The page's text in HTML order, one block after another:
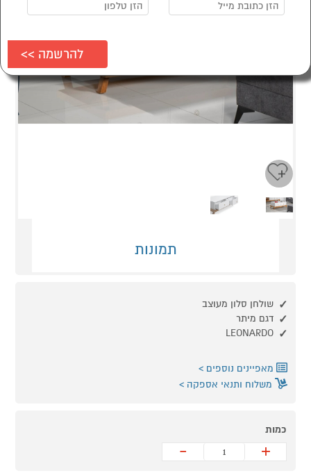
תמונות
שולחן סלון מעוצב
דגם מיתר
LEONARDO
מאפיינים נוספים
משלוח ותנאי אספקה
כמות
+
-